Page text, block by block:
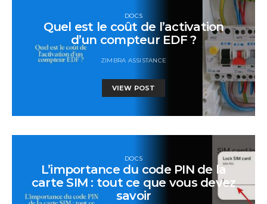
DOCS
Quel est le coût de l’activation
d’un compteur EDF ?
ZIMBRA ASSISTANCE
VIEW POST
DOCS
L’importance du code PIN de la
carte SIM : tout ce que vous devez
savoir